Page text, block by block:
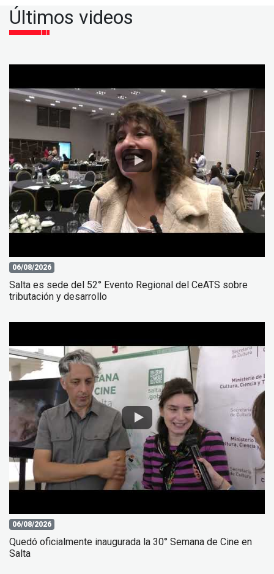
Últimos videos
06/08/2026
Salta es sede del 52° Evento Regional del CeATS sobre
tributación y desarrollo
06/08/2026
Quedó oficialmente inaugurada la 30° Semana de Cine en
Salta